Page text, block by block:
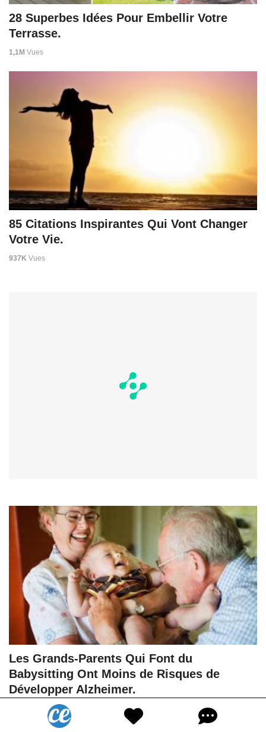
28 Superbes Idées Pour Embellir Votre
Terrasse.
1,1M Vues
85 Citations Inspirantes Qui Vont Changer
Votre Vie.
937K Vues
Les Grands-Parents Qui Font du
Babysitting Ont Moins de Risques de
Développer Alzheimer.